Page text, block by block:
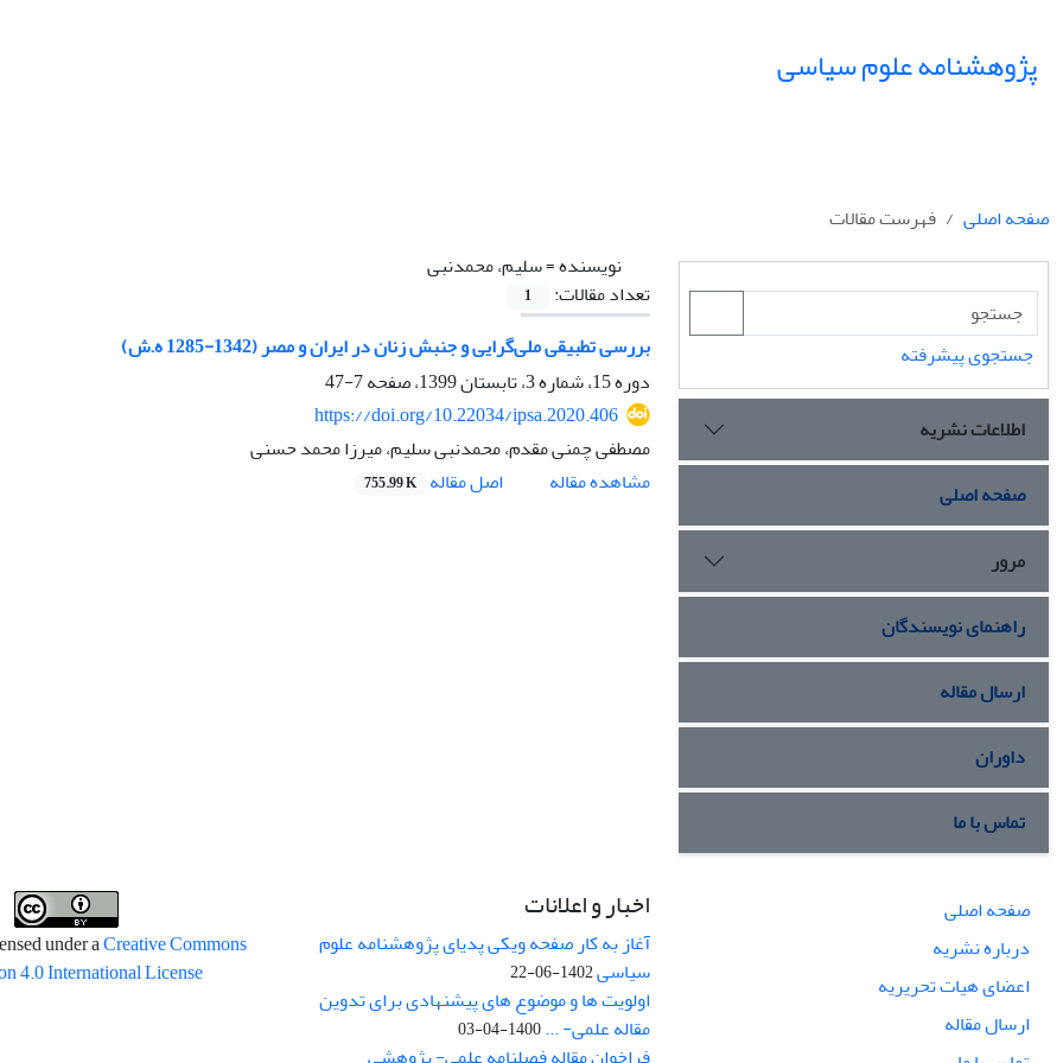
پژوهشنامه علوم سیاسی
صفحه اصلی
فهرست مقالات
نویسنده =سلیم، محمدنبی
تعداد مقالات:
1
بررسی تطبیقی ملی‌گرایی و جنبش زنان در ایران و مصر (1342-1285 ه.ش)
دوره 15، شماره 3، تابستان 1399، صفحه
7-47
https://doi.org/10.22034/ipsa.2020.406
مصطفی چمنی مقدم، محمدنبی سلیم، میرزا محمد حسنی
مشاهده مقاله
اصل مقاله 755.99 K
جستجوی پیشرفته
اطلاعات نشریه
صفحه اصلی
مرور
راهنمای نویسندگان
ارسال مقاله
داوران
تماس با ما
صفحه اصلی
درباره نشریه
اعضای هیات تحریریه
ارسال مقاله
اخبار و اعلانات
آغاز به کار صفحه ویکی پدیای پژوهشنامه علوم
سیاسی1402-06-22
اولویت ها و موضوع های پیشنهادی برای تدوین
مقاله علمی- ...1400-04-03
under aCreative Commons
4.0 International License